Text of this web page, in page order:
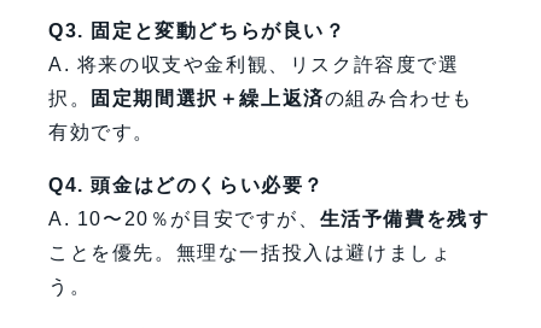
Q3. 固定と変動どちらが良い？
A. 将来の収支や金利観、リスク許容度で選
択。
固定期間選択＋繰上返済の組み合わせも
有効です。
Q4. 頭金はどのくらい必要？
A. 10〜20％が目安ですが、 生活予備費を残す
ことを優先。無理な一括投入は避けましょ
う。